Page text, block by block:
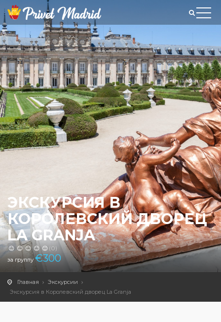
ЭКСКУРСИЯ В
КОРОЛЕВСКИЙ ДВОРЕЦ
LA GRANJA
(0)
за группу €300
Главная
Экскурсии
Экскурсия в Королевский дворец La Granja